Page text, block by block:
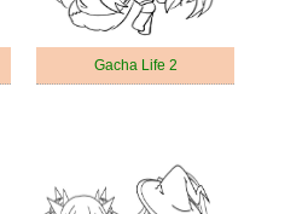
Gacha Life 2